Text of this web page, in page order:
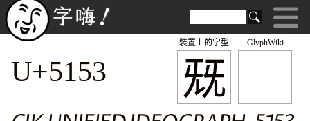
GlyphWiki
兓
裝置上的字型
U+5153